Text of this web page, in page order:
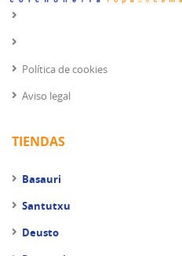
Política de cookies
Aviso legal
TIENDAS
Basauri
Santutxu
Deusto